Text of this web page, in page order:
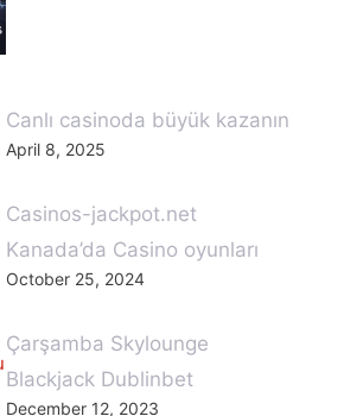
Canlı casinoda büyük kazanın
April 8, 2025
Casinos-jackpot.net
Kanada’da Casino oyunları
October 25, 2024
Çarşamba Skylounge
Blackjack Dublinbet
December 12, 2023